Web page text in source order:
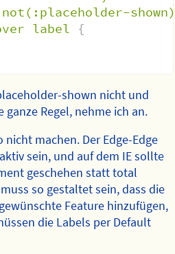
label
{
shown nicht und
Regel, nehme ich an.
nicht machen. Der Edge-Edge
sein, und auf dem IE sollte
geschehen statt total
so gestaltet sein, dass die
Feature hinzufügen,
die Labels per Default